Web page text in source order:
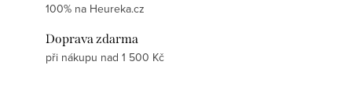
100% na Heureka.cz
Doprava zdarma
při nákupu nad 1 500 Kč